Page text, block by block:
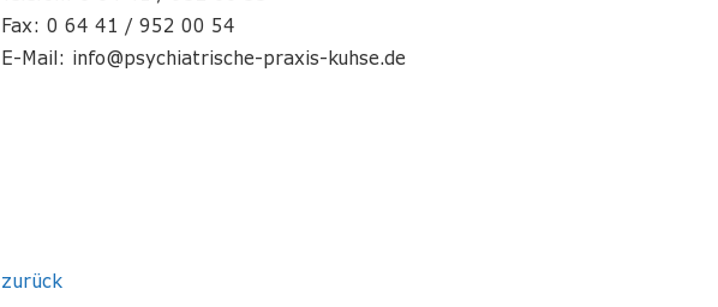
Fax: 0 64 41 / 952 00 54
E-Mail: info@psychiatrische-praxis-kuhse.de
zurück